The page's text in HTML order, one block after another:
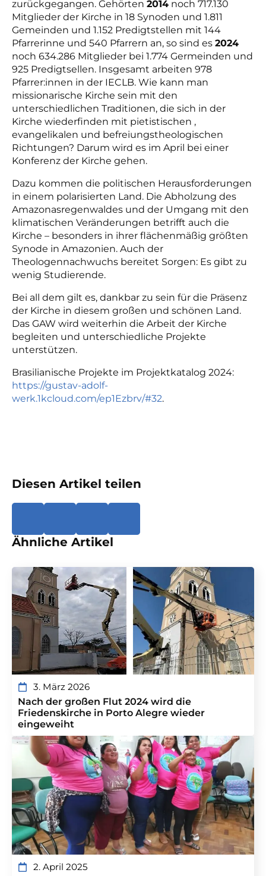
zurückgegangen. Gehörten 2014 noch 717.130
Mitglieder der Kirche in 18 Synoden und 1.811
Gemeinden und 1.152 Predigtstellen mit 144
Pfarrerinne und 540 Pfarrern an, so sind es 2024
noch 634.286 Mitglieder bei 1.774 Germeinden und
925 Predigtsellen. Insgesamt arbeiten 978
Pfarrer:innen in der IECLB. Wie kann man
missionarische Kirche sein mit den
unterschiedlichen Traditionen, die sich in der
Kirche wiederfinden mit pietistischen ,
evangelikalen und befreiungstheologischen
Richtungen? Darum wird es im April bei einer
Konferenz der Kirche gehen.
Dazu kommen die politischen Herausforderungen
in einem polarisierten Land. Die Abholzung des
Amazonasregenwaldes und der Umgang mit den
klimatischen Veränderungen betrifft auch die
Kirche – besonders in ihrer flächenmäßig größten
Synode in Amazonien. Auch der
Theologennachwuchs bereitet Sorgen: Es gibt zu
wenig Studierende.
Bei all dem gilt es, dankbar zu sein für die Präsenz
der Kirche in diesem großen und schönen Land.
Das GAW wird weiterhin die Arbeit der Kirche
begleiten und unterschiedliche Projekte
unterstützen.
Brasilianische Projekte im Projektkatalog 2024:
https://gustav-adolf-
werk.1kcloud.com/ep1Ezbrv/#32.
Diesen Artikel teilen
Ähnliche Artikel
3. März 2026
Nach der großen Flut 2024 wird die
Friedenskirche in Porto Alegre wieder
eingeweiht
2. April 2025